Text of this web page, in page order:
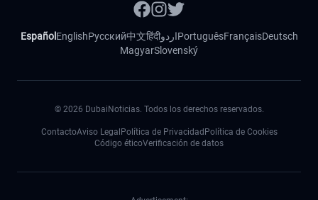
Español EnglishРусский中文हिंदीاردوPortuguêsFrançaisDeutsch
MagyarSlovenský
© 2026 DubaiNoticias. Todos los derechos reservados.
ContactoAviso Legal Política de Privacidad Política de Cookies
Código éticoVerificación de datos